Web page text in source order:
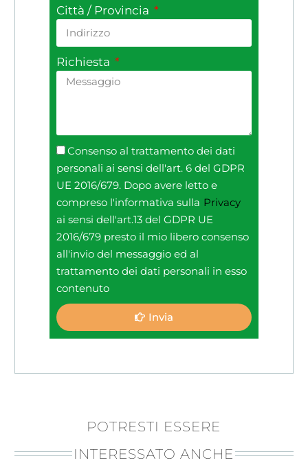
Città / Provincia
Richiesta
Consenso al trattamento dei dati
personali ai sensi dell'art. 6 del GDPR
UE 2016/679. Dopo avere letto e
compreso l'informativa sulla Privacy
ai sensi dell'art.13 del GDPR UE
2016/679 presto il mio libero consenso
all'invio del messaggio ed al
trattamento dei dati personali in esso
contenuto
Invia
POTRESTI ESSERE
INTERESSATO ANCHE